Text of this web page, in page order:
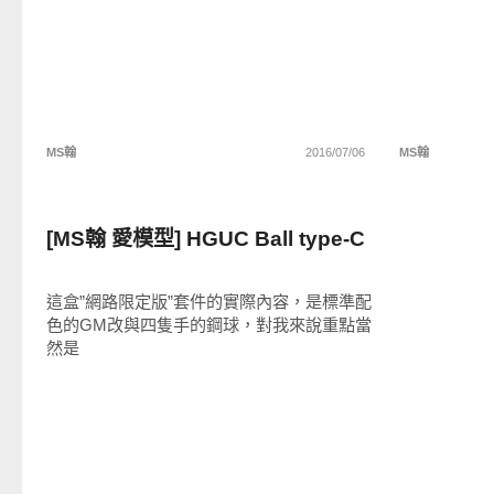
MS翰 2016/07/06 MS翰
[MS翰 愛模型] HGUC Ball type-C
這盒”網路限定版”套件的實際內容，是標準配
色的GM改與四隻手的鋼球，對我來說重點當
然是